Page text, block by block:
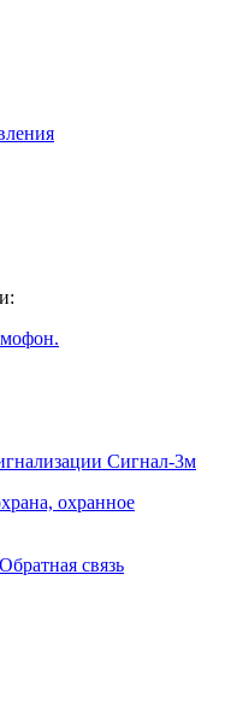
Сигнал-3м
охранное
Обратная связь